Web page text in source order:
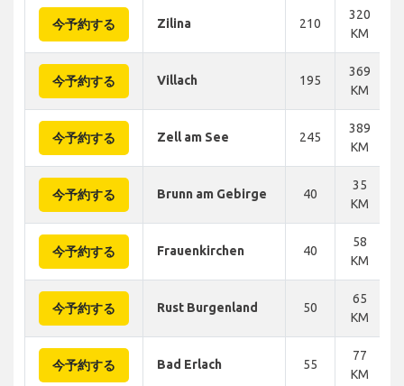
今予約する Zilina 210
320
KM
今予約する Villach 195
369
KM
今予約する Zell am See 245
389
KM
今予約する Brunn am Gebirge 40
35
KM
今予約する Frauenkirchen 40
58
KM
今予約する Rust Burgenland 50
65
KM
今予約する Bad Erlach 55
77
KM